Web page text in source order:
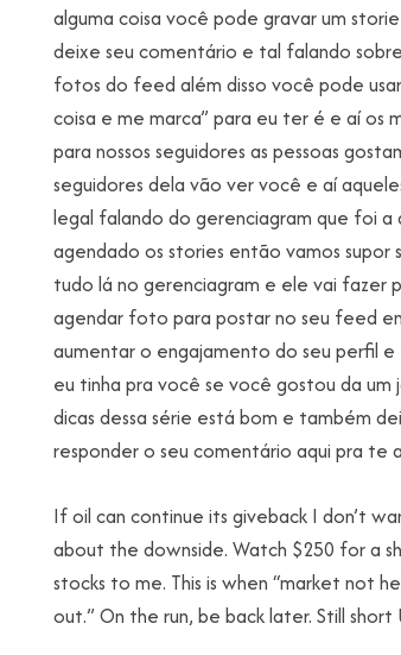
alguma coisa você pode gravar um
deixe seu comentário e tal falando
fotos do feed além disso você pode
coisa e me marca” para eu ter é e aí os
para nossos seguidores as pessoas
seguidores dela vão ver você e aí
legal falando do gerenciagram que foi
agendado os stories então vamos
tudo lá no gerenciagram e ele vai
agendar foto para postar no seu feed
aumentar o engajamento do seu perfil e
eu tinha pra você se você gostou da um
dicas dessa série está bom e também
responder o seu comentário aqui pra te
If oil can continue its giveback I don’t
about the downside. Watch $250 for a
stocks to me. This is when “market not
out.” On the run, be back later. Still short